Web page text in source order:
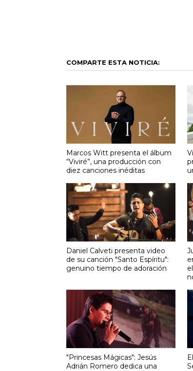
COMPARTE ESTA NOTICIA:
Marcos Witt presenta el álbum
“Viviré”, una producción con
diez canciones inéditas
Daniel Calveti presenta video
de su canción "Santo Espíritu":
genuino tiempo de adoración
"Princesas Mágicas": Jesús
Adrián Romero dedica una